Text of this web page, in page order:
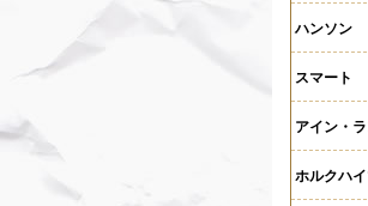
ハンソン
スマート
アイン・
ホルクハ